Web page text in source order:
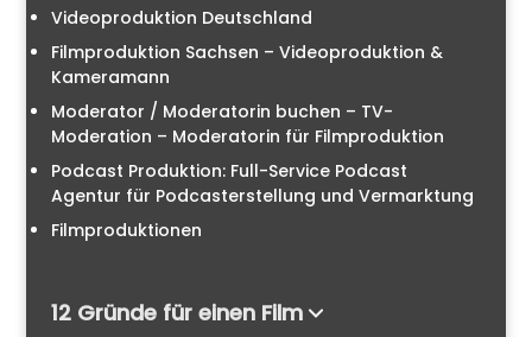
Videoproduktion Deutschland
Filmproduktion Sachsen – Videoproduktion &
Kameramann
Moderator / Moderatorin buchen – TV-
Moderation – Moderatorin für Filmproduktion
Podcast Produktion: Full-Service Podcast
Agentur für Podcasterstellung und Vermarktung
Filmproduktionen
12 Gründe für einen Film